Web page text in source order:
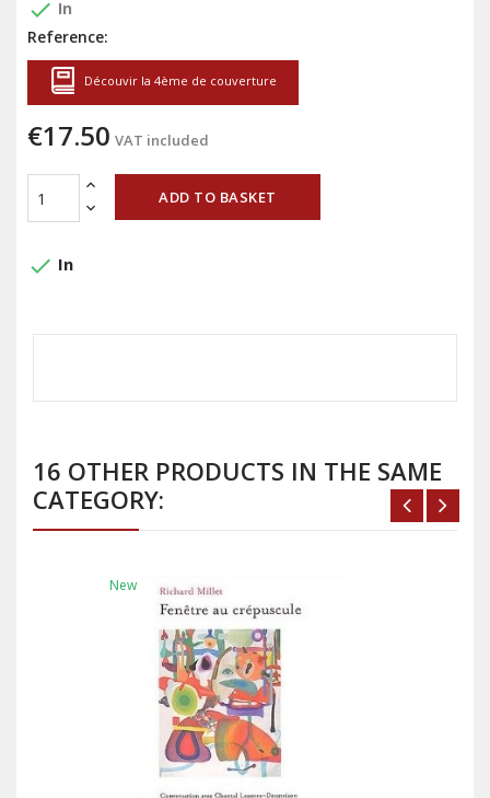
done In
Reference:
Découvir la 4ème de couverture
€17.50 VAT included
ADD TO BASKET
done In
16 OTHER PRODUCTS IN THE SAME
CATEGORY:
New